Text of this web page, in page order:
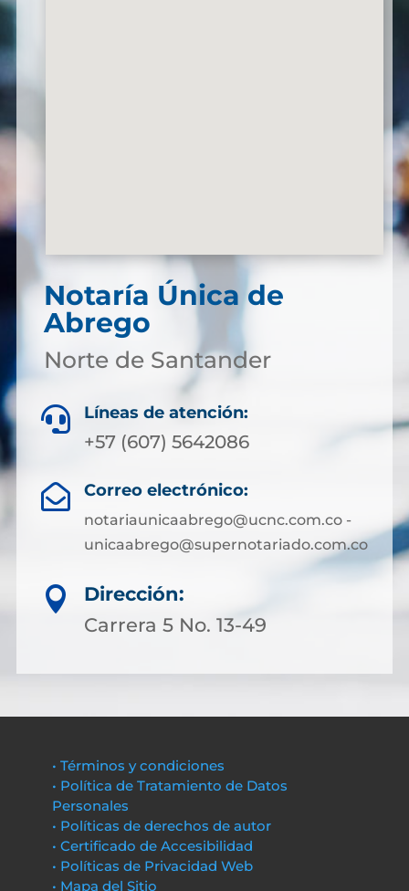
Notaría Única de
Abrego
Norte de Santander
 Líneas de atención:
+57 (607) 5642086
 Correo electrónico:
notariaunicaabrego@ucnc.com.co -
unicaabrego@supernotariado.com.co

Dirección:
Carrera 5 No. 13-49
• Términos y condiciones
• Política de Tratamiento de Datos
Personales
• Políticas de derechos de autor
• Certificado de Accesibilidad
• Políticas de Privacidad Web
• Mapa del Sitio